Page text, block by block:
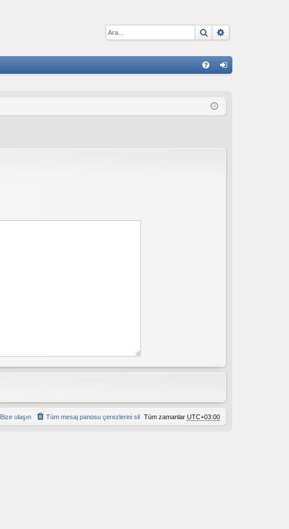
Ara
ş
Tüm zamanlar UTC+03:00
Tüm mesaj panosu çerezlerini sil
Bize ulaşın